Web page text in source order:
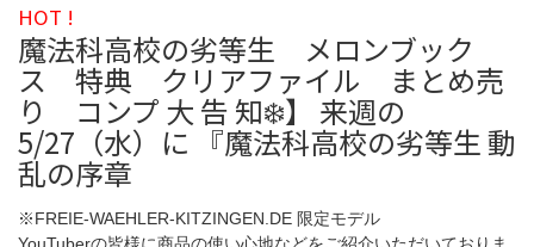
HOT !
魔法科高校の劣等生 メロンブック
ス 特典 クリアファイル まとめ売
り コンプ 大 告 知❄️】 来週の
5/27（水）に 『魔法科高校の劣等生 動
乱の序章
※FREIE-WAEHLER-KITZINGEN.DE 限定モデル